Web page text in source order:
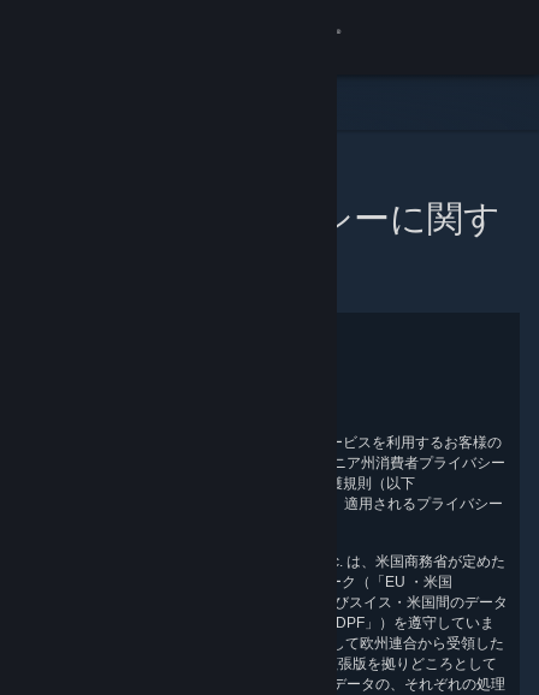
プライバシーポリシーに関す
Valve は、オンライン訪問者と当社の製品やサービスを利用するお客様の
プライバシーを尊重しており、米国カリフォルニア州消費者プライバシー
法（以下「CCPA」）、欧州連合一般データ保護規則（以下
「GDPR」）、ならびに英国のGDPRをはじめ、適用されるプライバシー
Valve およびその子会社である TR Technical Inc. は、米国商務省が定めた
EU ・米国間のデータプライバシーフレームワーク（「EU ・米国
DPF」）、EU ・米国 DPF の英国拡張版、およびスイス・米国間のデータ
プライバシーフレームワーク（「スイス・米国 DPF」）を遵守していま
す。Valve は、EU ・米国 DPF を拠りどころとして欧州連合から受領した
個人データ、および EU ・米国 DPF の英国用拡張版を拠りどころとして
英国（およびジブラルタル）から受領した個人データの、それぞれの処理